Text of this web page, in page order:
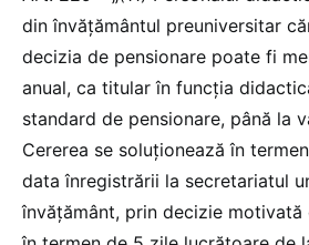
din învățământul preuniversitar
decizia de pensionare poate fi
anual, ca titular în funcția
standard de pensionare, până la
Cererea se soluționează în
data înregistrării la secretariatul
învățământ, prin decizie motivată